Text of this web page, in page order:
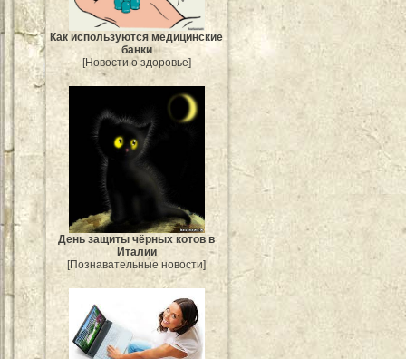
Как используются медицинские
банки
[Новости о здоровье]
День защиты чёрных котов в
Италии
[Познавательные новости]